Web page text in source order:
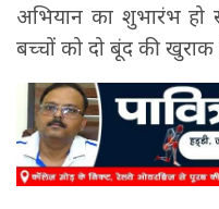
अभियान का शुभारंभ हो
बच्चों को दो बूंद की